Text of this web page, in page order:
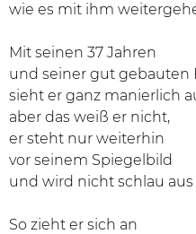
wie es mit ihm
Mit seinen 37 Jahren
und seiner gut gebauten
sieht er ganz manierlich
aber das weiß er nicht,
er steht nur weiterhin
vor seinem Spiegelbild
und wird nicht schlau aus
So zieht er sich an